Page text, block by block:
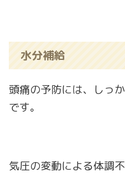
水分補給
頭痛の予防には、しっ
です。
気圧の変動による体調